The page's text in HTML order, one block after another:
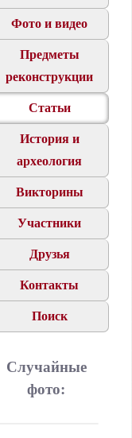
Фото и видео
Предметы
реконструкции
Статьи
История и
археология
Викторины
Участники
Друзья
Контакты
Поиск
Случайные
фото: